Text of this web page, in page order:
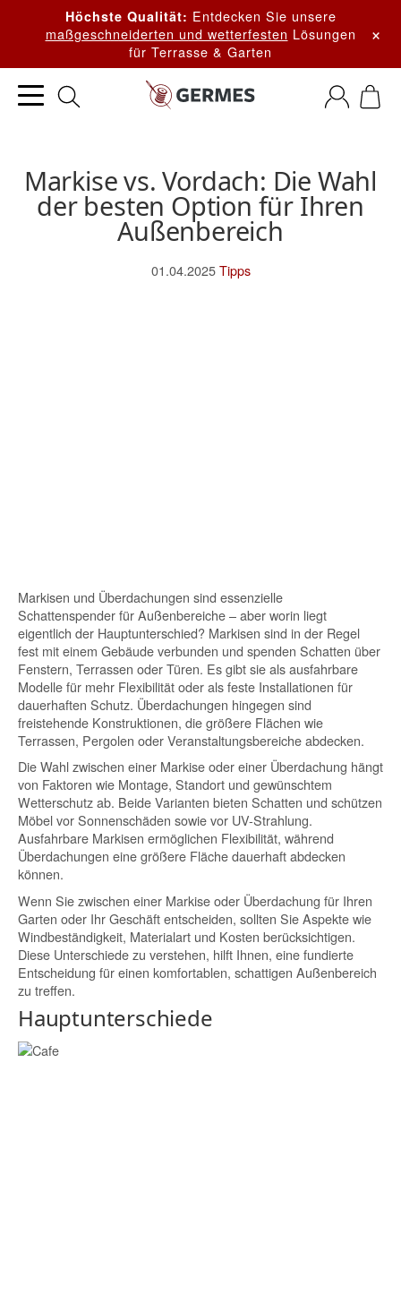
Höchste Qualität: Entdecken Sie unsere
maßgeschneiderten und wetterfesten Lösungen
für Terrasse & Garten
×
Markise vs. Vordach: Die Wahl
der besten Option für Ihren
Außenbereich
01.04.2025 Tipps
Markisen und Überdachungen sind essenzielle
Schattenspender für Außenbereiche – aber worin liegt
eigentlich der Hauptunterschied? Markisen sind in der Regel
fest mit einem Gebäude verbunden und spenden Schatten über
Fenstern, Terrassen oder Türen. Es gibt sie als ausfahrbare
Modelle für mehr Flexibilität oder als feste Installationen für
dauerhaften Schutz. Überdachungen hingegen sind
freistehende Konstruktionen, die größere Flächen wie
Terrassen, Pergolen oder Veranstaltungsbereiche abdecken.
Die Wahl zwischen einer Markise oder einer Überdachung hängt
von Faktoren wie Montage, Standort und gewünschtem
Wetterschutz ab. Beide Varianten bieten Schatten und schützen
Möbel vor Sonnenschäden sowie vor UV-Strahlung.
Ausfahrbare Markisen ermöglichen Flexibilität, während
Überdachungen eine größere Fläche dauerhaft abdecken
können.
Wenn Sie zwischen einer Markise oder Überdachung für Ihren
Garten oder Ihr Geschäft entscheiden, sollten Sie Aspekte wie
Windbeständigkeit, Materialart und Kosten berücksichtigen.
Diese Unterschiede zu verstehen, hilft Ihnen, eine fundierte
Entscheidung für einen komfortablen, schattigen Außenbereich
zu treffen.
Hauptunterschiede